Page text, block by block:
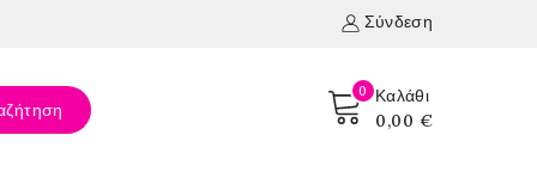
Σύνδεση
0
Καλάθι
0,00 €